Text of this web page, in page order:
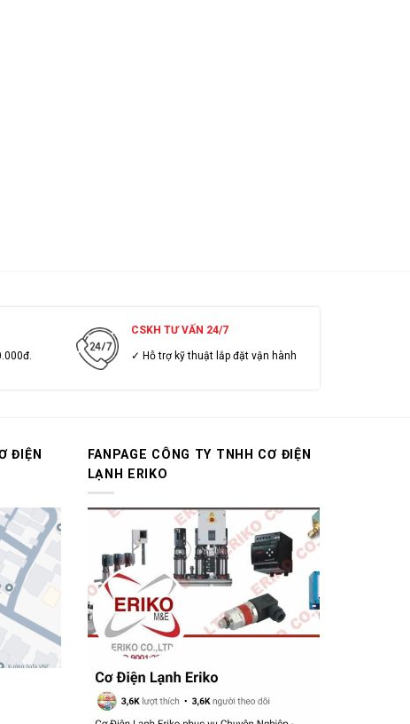
CSKH TƯ VẤN 24/7
✓ Hỗ trợ kỹ thuật lắp đặt vận hành
ĐIỆN
FANPAGE CÔNG TY TNHH CƠ ĐIỆN
LẠNH ERIKO